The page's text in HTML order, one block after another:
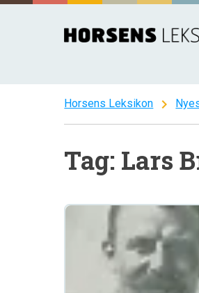
Spring
Horsens Leksikon chevron_right
Tag: Lars